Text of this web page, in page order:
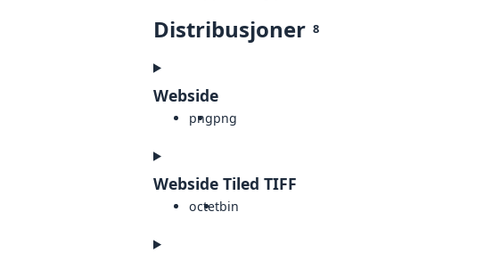
Distribusjoner 8
Webside
pngpng
Webside Tiled TIFF
octetbin